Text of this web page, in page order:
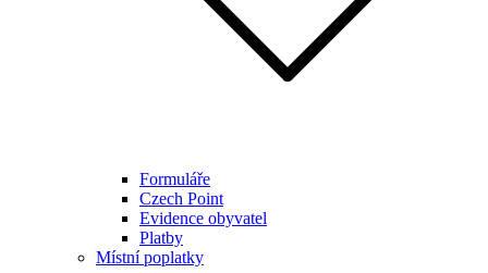
Formuláře
Czech Point
Evidence obyvatel
Platby
Místní poplatky